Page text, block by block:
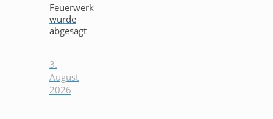
Feuerwerk
wurde
abgesagt
3.
August
2026